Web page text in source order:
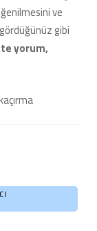
ve
gibi
yorum,